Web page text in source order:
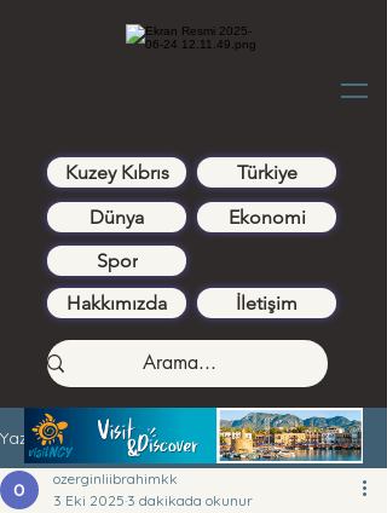
Kuzey Kıbrıs
Türkiye
Dünya
Ekonomi
Spor
Hakkımızda
İletişim
Yazı
ozerginliibrahimkk
3 Eki 2025 3 dakikada okunur